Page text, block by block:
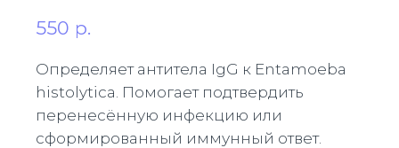
550 р.
Определяет антитела IgG к Entamoeba
histolytica. Помогает подтвердить
перенесённую инфекцию или
сформированный иммунный ответ.